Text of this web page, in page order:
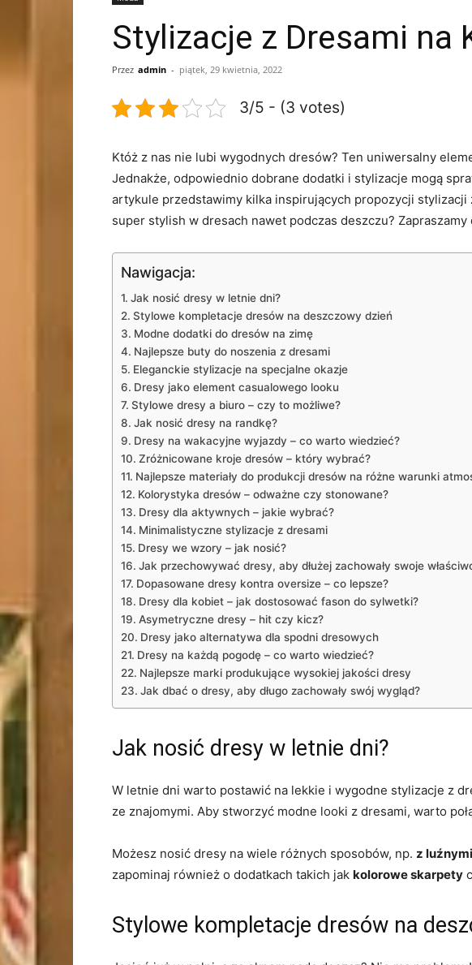
Stylizacje z Dresami na
Przez admin - piątek, 29 kwietnia, 2022
3/5 - (3 votes)
Któż z nas nie lubi wygodnych dresów? Ten uniwersalny
Jednakże, odpowiednio dobrane dodatki i stylizacje mogą
artykule przedstawimy kilka inspirujących propozycji
super stylish w dresach nawet podczas deszczu? Zapraszamy
Nawigacja:
Jak nosić dresy w letnie dni?
Stylowe kompletacje dresów na deszczowy dzień
Modne dodatki do dresów na zimę
Najlepsze buty do noszenia z dresami
Eleganckie stylizacje na specjalne okazje
Dresy jako element casualowego looku
Stylowe dresy a biuro – czy to możliwe?
Jak nosić dresy na randkę?
Dresy na wakacyjne wyjazdy – co warto wiedzieć?
Zróżnicowane kroje dresów – który wybrać?
Najlepsze materiały do produkcji dresów na różne warunki
Kolorystyka dresów – odważne czy stonowane?
Dresy dla aktywnych – jakie wybrać?
Minimalistyczne stylizacje z dresami
Dresy we wzory – jak nosić?
Jak przechowywać dresy, aby dłużej zachowały swoje
Dopasowane dresy kontra oversize – co lepsze?
Dresy dla kobiet – jak dostosować fason do sylwetki?
Asymetryczne dresy – hit czy kicz?
Dresy jako alternatywa dla spodni dresowych
Dresy na każdą pogodę – co warto wiedzieć?
Najlepsze marki produkujące wysokiej jakości dresy
Jak dbać o dresy, aby długo zachowały swój wygląd?
Jak nosić dresy w letnie dni?
W letnie dni warto postawić na lekkie i wygodne stylizacje z
ze znajomymi. Aby stworzyć modne looki z dresami, warto
Możesz nosić dresy na wiele różnych sposobów, np. z
zapominaj również o dodatkach takich jak kolorowe skarpety
Stylowe kompletacje dresów na